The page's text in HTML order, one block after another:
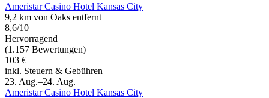
Ameristar Casino Hotel Kansas City
9,2 km von Oaks entfernt
8,6/10
Hervorragend
(1.157 Bewertungen)
103 €
inkl. Steuern & Gebühren
23. Aug.–24. Aug.
Ameristar Casino Hotel Kansas City